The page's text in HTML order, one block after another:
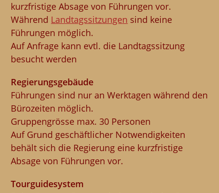
kurzfristige Absage von Führungen vor.
Während Landtagssitzungen sind keine
Führungen möglich.
Auf Anfrage kann evtl. die Landtagssitzung
besucht werden
Regierungsgebäude
Führungen sind nur an Werktagen während den
Bürozeiten möglich.
Gruppengrösse max. 30 Personen
Auf Grund geschäftlicher Notwendigkeiten
behält sich die Regierung eine kurzfristige
Absage von Führungen vor.
Tourguidesystem